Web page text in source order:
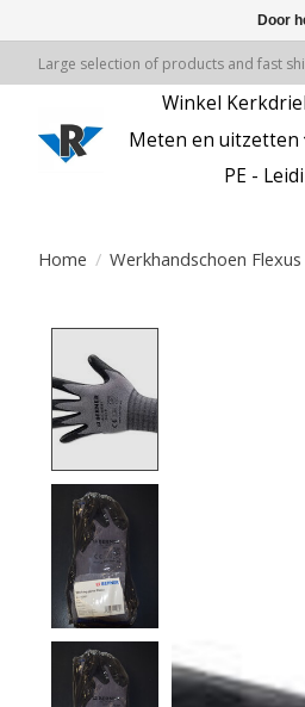
Large selection of products and fast
Winkel Kerkdriel
Meten en uitzetten
PE -
Home / Werkhandschoen
Door